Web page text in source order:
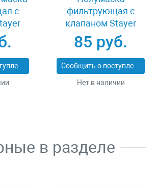
с
Сообщить о поступлении
фильтрующая с
клапаном Stayer
MASTER 11116
85 руб.
Сообщить о поступлении
Нет в наличии
в разделе